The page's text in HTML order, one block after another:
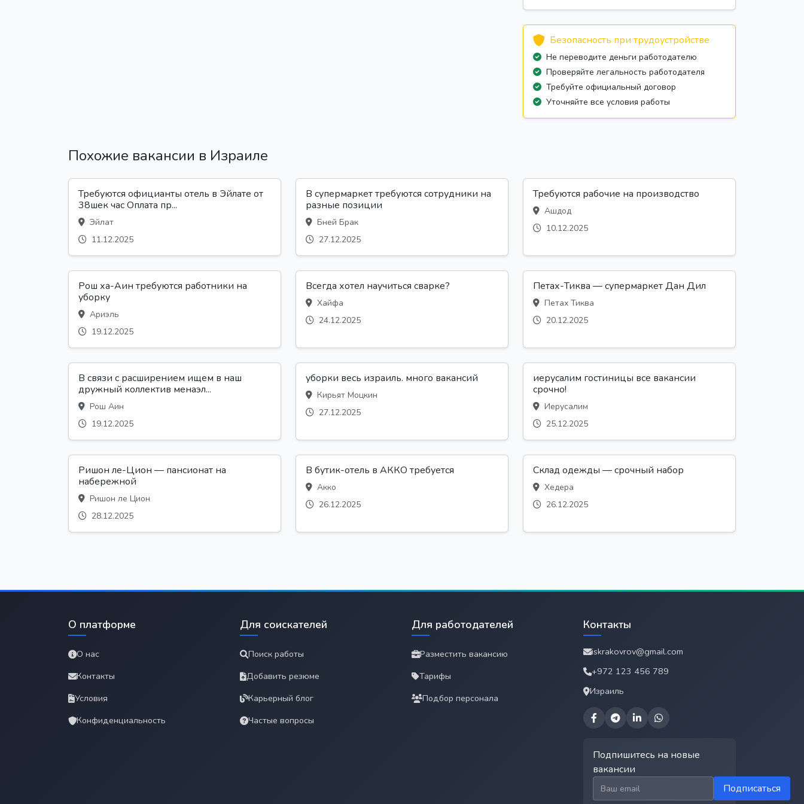
Безопасность при трудоустройстве
Не переводите деньги работодателю
Проверяйте легальность работодателя
Требуйте официальный договор
Уточняйте все условия работы
Похожие вакансии в Израиле
Требуются официанты отель в Эйлате от
38шек час Оплата пр...
Эйлат
11.12.2025
В супермаркет требуются сотрудники на
разные позиции
Бней Брак
27.12.2025
Требуются рабочие на производство
Ашдод
10.12.2025
Рош ха-Аин требуются работники на
уборку
Ариэль
19.12.2025
Всегда хотел научиться сварке?
Хайфа
24.12.2025
Петах-Тиква — супермаркет Дан Дил
Петах Тиква
20.12.2025
В связи с расширением ищем в наш
дружный коллектив менаэл...
Рош Аин
19.12.2025
уборки весь израиль. много вакансий
Кирьят Моцкин
27.12.2025
иерусалим гостиницы все вакансии
срочно!
Иерусалим
25.12.2025
Ришон ле-Цион — пансионат на
набережной
Ришон ле Цион
28.12.2025
В бутик-отель в АККО требуется
Акко
26.12.2025
Склад одежды — срочный набор
Хедера
26.12.2025
О платформе
О нас
Контакты
Условия
Конфиденциальность
Для соискателей
Поиск работы
Добавить резюме
Карьерный блог
Частые вопросы
Для работодателей
Разместить вакансию
Тарифы
Подбор персонала
Контакты
iskrakovrov@gmail.com
+972 123 456 789
Израиль
Подпишитесь на новые
вакансии
Email для подписки
Подписаться